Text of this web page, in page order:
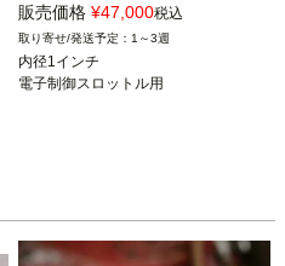
電子制御スロットル搭載車
※2015～2023 ロードグライド不可
※2023～ FLHXSE、FLTRXSE、2024
～ FLHX、FLTRX、FLTRXSTSEは不
販売価格 ¥47,000税込
1～3週
内径1インチ
電子制御スロットル用